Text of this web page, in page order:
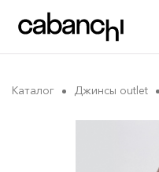
Каталог Джинсы outlet